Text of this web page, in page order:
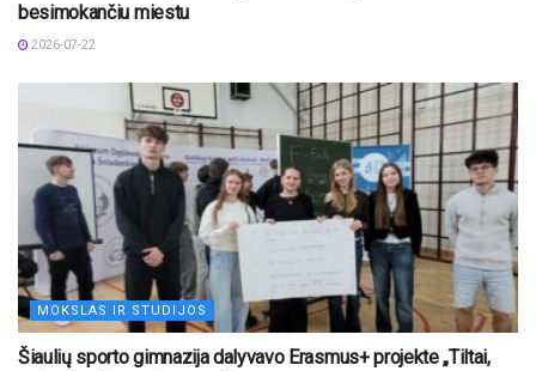
besimokančiu miestu
2026-07-22
MOKSLAS IR STUDIJOS
Šiaulių sporto gimnazija dalyvavo Erasmus+ projekte „Tiltai,